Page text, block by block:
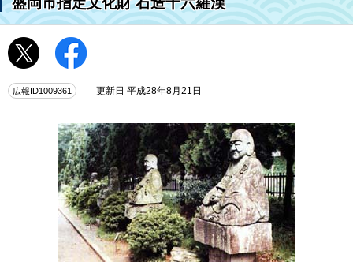
広報ID1009361 更新日 平成28年8月21日